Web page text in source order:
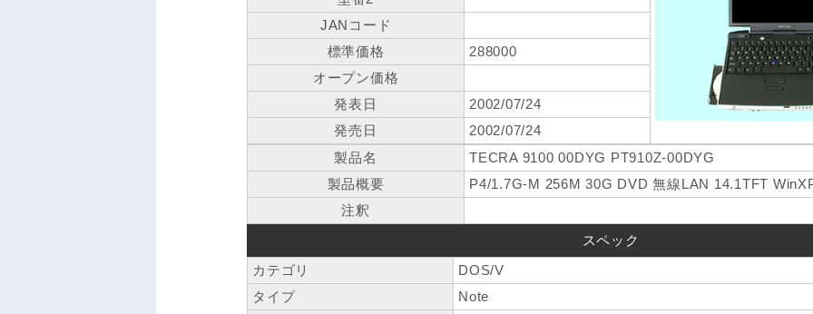
JANコード
標準価格
288000
オープン価格
発表日
2002/07/24
発売日
2002/07/24
製品名
TECRA 9100 00DYG PT910Z-00DYG
製品概要
P4/1.7G-M 256M 30G DVD 無線LAN 14.1TFT
注釈
スペック
カテゴリ
DOS/V
タイプ
Note